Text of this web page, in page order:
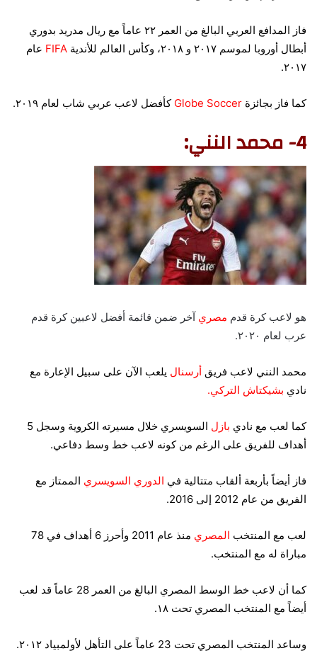
فاز المدافع العربي البالغ من العمر ٢٢ عاماً مع ريال مدريد بدوري
أبطال أوروبا لموسم ٢٠١٧ و ٢٠١٨، وكأس العالم للأندية
FIFA عام
٢٠١٧.
كما فاز بجائزة Globe Soccer كأفضل لاعب عربي شاب لعام ٢٠١٩.
4- محمد النني:
هو لاعب كرة قدم مصري آخر ضمن قائمة أفضل لاعبين كرة قدم
عرب لعام ٢٠٢٠.
محمد النني لاعب فريق أرسنال يلعب الآن على سبيل الإعارة مع
نادي بشيكتاش التركي.
كما لعب مع نادي بازل
السويسري خلال مسيرته الكروية وسجل 5
أهداف للفريق على الرغم من كونه لاعب خط وسط دفاعي.
فاز أيضاً بأربعة ألقاب متتالية في الدوري السويسري الممتاز مع
الفريق من عام 2012 إلى 2016.
لعب مع المنتخب المصري
منذ عام 2011 وأحرز 6 أهداف في 78
مباراة له مع المنتخب.
كما أن لاعب خط الوسط المصري البالغ من العمر 28 عاماً قد لعب
أيضاً مع المنتخب المصري تحت ١٨.
وساعد المنتخب المصري تحت 23 عاماً على التأهل لأولمبياد ٢٠١٢.